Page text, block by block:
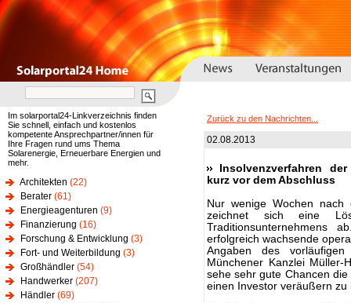
Im solarportal24-Linkverzeichnis finden
Sie schnell, einfach und kostenlos
kompetente Ansprechpartner/innen für
Ihre Fragen rund ums Thema
Solarenergie, Erneuerbare Energien und
mehr.
Architekten (22)
Berater (61)
Energieagenturen (9)
Finanzierung (16)
Forschung & Entwicklung (3)
Fort- und Weiterbildung (3)
Großhändler (54)
Handwerker (207)
Händler (69)
Zurück zu den Nachrichten...
02.08.2013
Insolvenzverfahren
kurz vor dem Abschluss
Nur wenige Wochen nach
zeichnet sich eine
Traditionsunternehmens
erfolgreich wachsende
Angaben des
Münchener Kanzlei Müller-
sehe sehr gute Chancen
einen Investor veräußern zu